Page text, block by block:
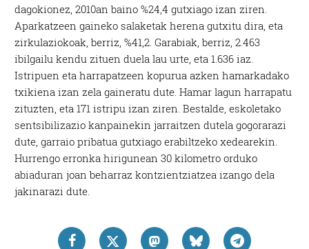
dagokionez, 2010an baino %24,4 gutxiago izan ziren.
Aparkatzeen gaineko salaketak herena gutxitu dira, eta
zirkulaziokoak, berriz, %41,2. Garabiak, berriz, 2.463
ibilgailu kendu zituen duela lau urte, eta 1.636 iaz.
Istripuen eta harrapatzeen kopurua azken hamarkadako
txikiena izan zela gaineratu dute. Hamar lagun harrapatu
zituzten, eta 171 istripu izan ziren. Bestalde, eskoletako
sentsibilizazio kanpainekin jarraitzen dutela gogorarazi
dute, garraio pribatua gutxiago erabiltzeko xedearekin.
Hurrengo erronka hirigunean 30 kilometro orduko
abiaduran joan beharraz kontzientziatzea izango dela
jakinarazi dute.